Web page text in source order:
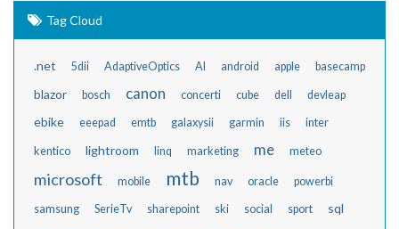
Tag Cloud
.net 5dii AdaptiveOptics AI android apple basecamp
blazor bosch canon concerti cube dell devleap
ebike eeepad emtb galaxysii garmin iis inter
kentico lightroom linq marketing me meteo
microsoft mobile mtb nav oracle powerbi
samsung SerieTv sharepoint ski social sport sql